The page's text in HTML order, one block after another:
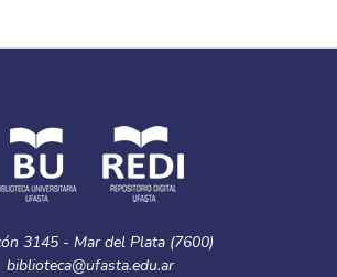
3145 - Mar del Plata (7600)
biblioteca@ufasta.edu.ar